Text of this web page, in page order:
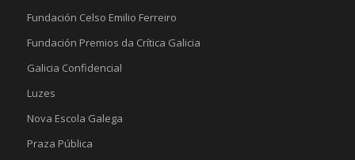
Fundación Celso Emilio Ferreiro
Fundación Premios da Crítica Galicia
Galicia Confidencial
Luzes
Nova Escola Galega
Praza Pública